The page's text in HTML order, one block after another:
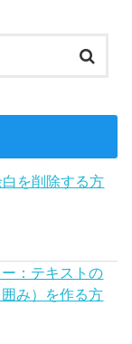
を削除する方
：テキストの
み）を作る方